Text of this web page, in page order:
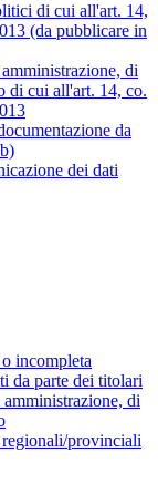
di cui all'art. 14,
(da pubblicare in
di
di cui all'art. 14, co.
da
dei dati
incompleta
da parte dei titolari
di
provinciali